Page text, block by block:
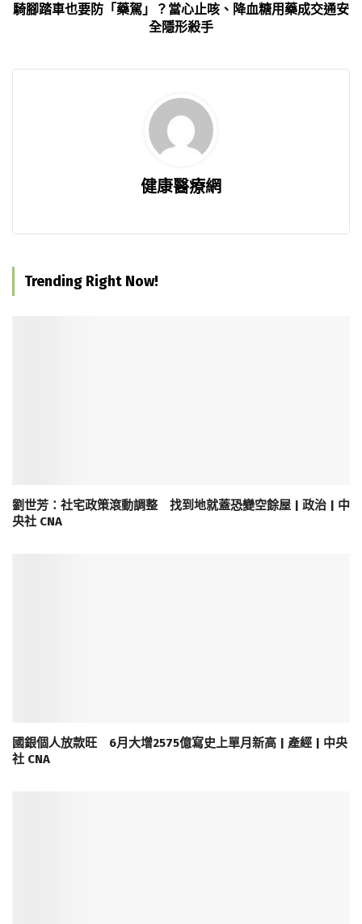
騎腳踏車也要防「藥駕」？當心止咳、降血糖用藥成交通安
全隱形殺手
健康醫療網
Trending Right Now!
劉世芳：社宅政策滾動調整 找到地就蓋恐變空餘屋 | 政治 | 中
央社 CNA
國銀個人放款旺 6月大增2575億寫史上單月新高 | 產經 | 中央
社 CNA